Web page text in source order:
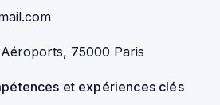
75000 Paris
et expériences clés